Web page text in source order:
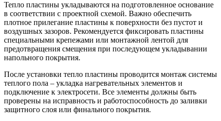
Тепло пластины укладываются на подготовленное основание
в соответствии с проектной схемой. Важно обеспечить
плотное прилегание пластины к поверхности без пустот и
воздушных зазоров. Рекомендуется фиксировать пластины
специальными крепежами или монтажной лентой для
предотвращения смещения при последующем укладывании
напольного покрытия.
После установки тепло пластины проводится монтаж системы
теплого пола – укладка нагревательных элементов и
подключение к электросети. Все элементы должны быть
проверены на исправность и работоспособность до заливки
защитного слоя или финального покрытия.